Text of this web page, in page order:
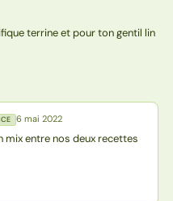
terrine et pour ton gentil lin
6 mai 2022
mix entre nos deux recettes